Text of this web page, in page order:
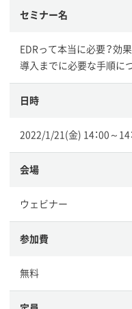
セミナー名
EDRって本当に必要？効
導入までに必要な手順に
日時
2022/1/21(金) 14：00～14
会場
ウェビナー
参加費
無料